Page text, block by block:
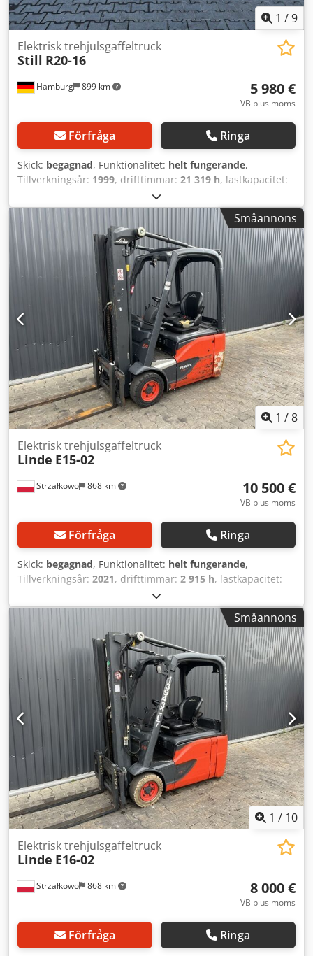
1 /9
Hamburg 899 km
Elektrisk trehjulsgaffeltruck
Still R20-16
5 980 €
VB plus moms
Förfråga Ringa
Skick: begagnad, Funktionalitet: helt fungerande,
Tillverkningsår: 1999, drifttimmar: 21 319 h, lastkapacitet:
, fri lyfthöjd:
bränsletyp:elektrisk, masttyp:duplex, byggnadshöjd:
1 870 mm
, gaffelbordets bredd: 1 030 mm , gaffellängd:
1 100 mm
, tomvikt:2 972 kg, total längd: 1 950 mm,
drivtyp:
Elektro , konstruktionsbredd:1 080 mm, Elektrisk
3-hjulig truck Lasttyngdpunkt: 500 mm Gaffelbredd: 100
mm Gaffeltjocklek: 35 mm Masttyp: Duplex Skick: Driftsklar
och fullt funktionsduglig Tekniskt skick: Mycket bra
Framdäck typ: Superelastisk Framdäck storlek: 18x7-8
Bakdäck typ: Superelastisk Crsdjwbav Iepfx Aguef Bakdäck
storlek: 15x4,5-8 Batteri Volt: 48V Batteri Ah: 720Ah Batteri
tillverkningsår: 2015 Sidoförskjutning, Full frilyft,
Småannons
1 /8
Strzałkowo 868 km
Elektrisk trehjulsgaffeltruck
Linde E15-02
10 500 €
VB plus moms
Förfråga Ringa
Skick: begagnad, Funktionalitet: helt fungerande,
Tillverkningsår: 2021, drifttimmar: 2 915 h, lastkapacitet:
, fri lyfthöjd:
bränsletyp:elektrisk, masttyp:triplex, byggnadshöjd:
2 121 mm
, drivtyp:
, Elektrisk 3-hjuls truck ISO-
klass: ISO klass 2 = 1 000 - 2 500 kg Masttyp: Triplex Skick:
Klar för användning och fullt funktionsduglig Tekniskt
skick: Bra Batterispänning: 24V Batteri tillverkningsår: 2021
Sidoförskjutning, 3:e ventil, Crodpfezgzi Rex Agusf
Småannons
1 / 10
Strzałkowo 868 km
Elektrisk trehjulsgaffeltruck
Linde E16-02
8 000 €
VB plus moms
Förfråga Ringa